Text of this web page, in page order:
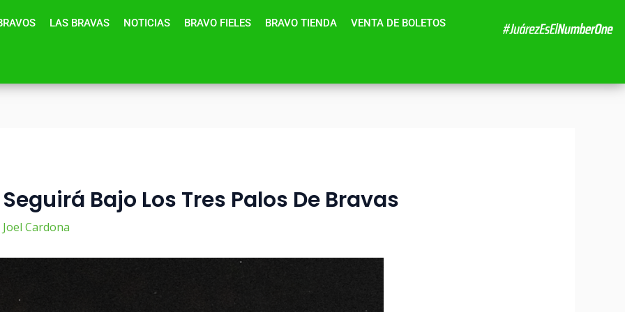
LAS BRAVAS NOTICIAS BRAVO FIELES BRAVO TIENDA VENTA DE BOLETOS
Bajo Los Tres Palos De Bravas
Joel Cardona